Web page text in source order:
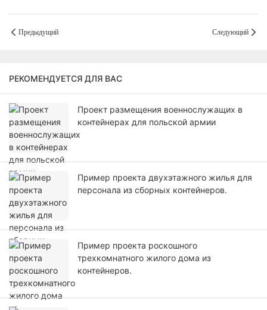
Предыдущий Следующий
РЕКОМЕНДУЕТСЯ ДЛЯ ВАС
Проект размещения военнослужащих в
контейнерах для польской армии
Пример проекта двухэтажного жилья для
персонала из сборных контейнеров.
Пример проекта роскошного
трехкомнатного жилого дома из
контейнеров.